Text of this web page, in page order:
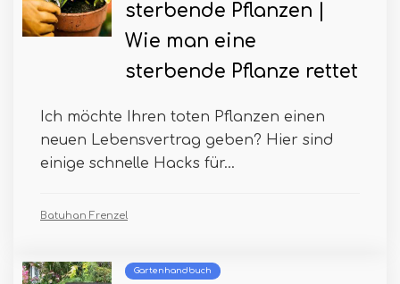
sterbende Pflanzen |
Wie man eine
sterbende Pflanze rettet
Ich möchte Ihren toten Pflanzen einen
neuen Lebensvertrag geben? Hier sind
einige schnelle Hacks für...
Batuhan Frenzel
Gartenhandbuch